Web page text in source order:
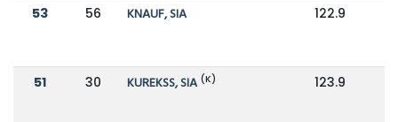
53 56 KNAUF, SIA 122.9
51 30 KUREKSS, SIA (K) 123.9